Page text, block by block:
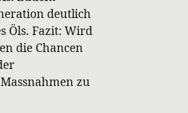
deutlich
Öls. Fazit: Wird
die Chancen
zu